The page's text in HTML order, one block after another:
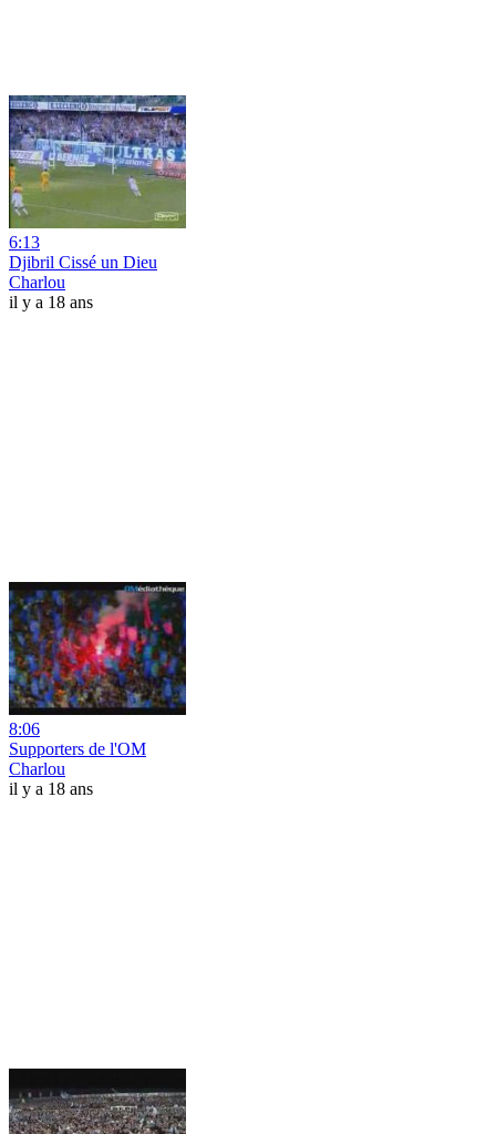
6:13
Djibril Cissé un Dieu
Charlou
il y a 18 ans
8:06
Supporters de l'OM
Charlou
il y a 18 ans